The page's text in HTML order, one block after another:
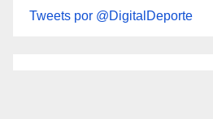
Tweets por @DigitalDeporte